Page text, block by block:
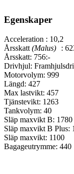
Egenskaper
Acceleration : 10,2
Årsskatt (Malus) :
Årsskatt: 756:-
Drivhjul:
Motorvolym: 999
Längd: 427
Max lastvikt: 457
Tjänstevikt: 1263
Tankvolym: 40
Släp maxvikt B: 1780
Släp maxvikt B Plus:
Släp maxvikt: 1100
Bagageutrymme: 440